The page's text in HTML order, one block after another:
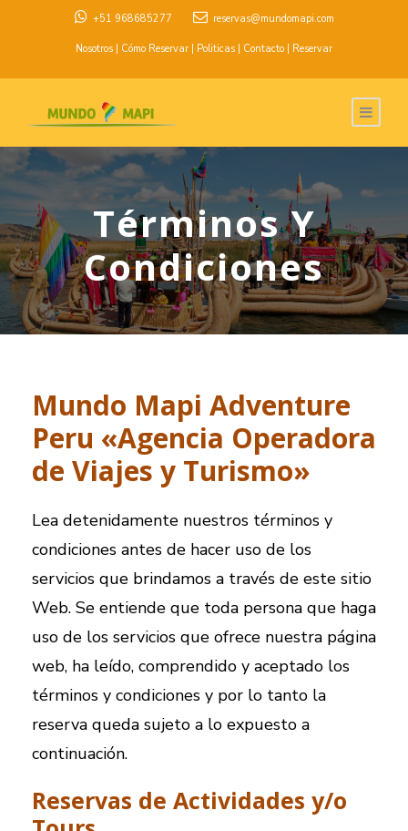
+51 968685277 reservas@mundomapi.com
Nosotros Cómo Reservar Politicas Contacto Reservar
Términos Y
Condiciones
Mundo Mapi Adventure
Peru «Agencia Operadora
de Viajes y Turismo»
Lea detenidamente nuestros términos y
condiciones antes de hacer uso de los
servicios que brindamos a través de este sitio
Web. Se entiende que toda persona que haga
uso de los servicios que ofrece nuestra página
web, ha leído, comprendido y aceptado los
términos y condiciones y por lo tanto la
reserva queda sujeto a lo expuesto a
continuación.
Reservas de Actividades y/o